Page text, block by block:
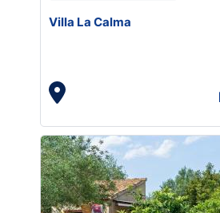
Villa La Calma